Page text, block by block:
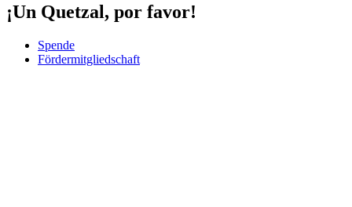
¡Un Quetzal, por favor!
Spende
Fördermitgliedschaft